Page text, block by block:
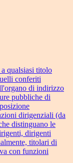
qualsiasi titolo
conferiti
di indirizzo
pubbliche di
dirigenziali (da
distinguano le
dirigenti
titolari di
con funzioni